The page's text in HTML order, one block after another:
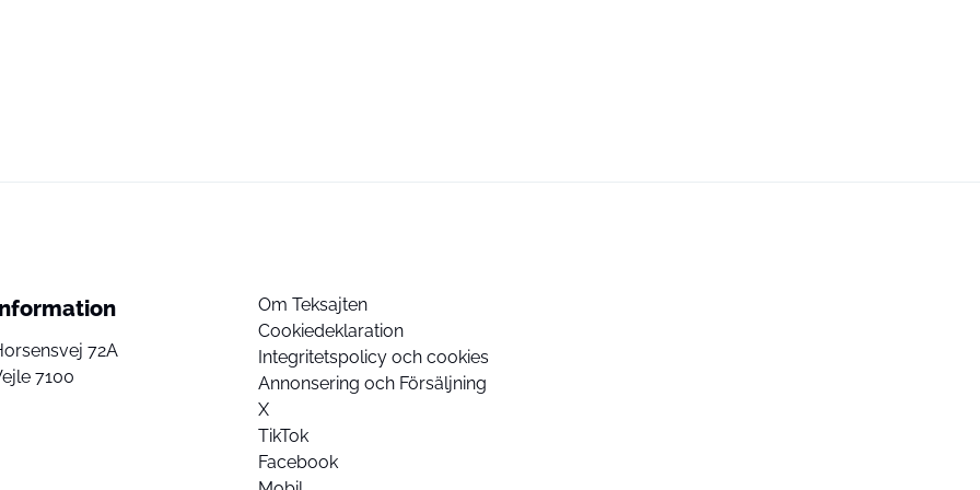
72A
7100
Om Teksajten
Cookiedeklaration
Integritetspolicy och cookies
Annonsering och Försäljning
X
TikTok
Facebook